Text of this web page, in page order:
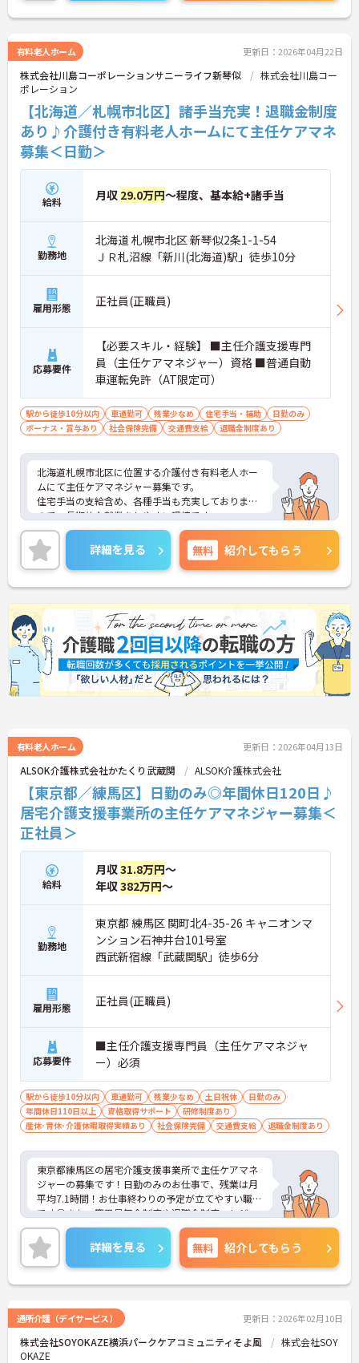
すので、お気軽にお問い合わせください。
有料老人ホーム 更新日：2026年04月22日
株式会社川島コーポレーションサニーライフ新琴似
株式会社川島コー
ポレーション
【北海道／札幌市北区】諸手当充実！退職金制度
あり♪介護付き有料老人ホームにて主任ケアマネ
募集＜日勤＞
給料 月収 29.0万円～程度、基本給+諸手当
勤務地
北海道 札幌市北区 新琴似2条1-1-54
ＪＲ札沼線「新川(北海道)駅」徒歩10分
雇用形態 正社員(正職員)
応募要件
【必要スキル・経験】 ■主任介護支援専門
員（主任ケアマネジャー）資格 ■普通自動
車運転免許（AT限定可）
駅から徒歩10分以内 車通勤可 残業少なめ 住宅手当・補助
日勤のみ
ボーナス・賞与あり
社会保険完備 交通費支給 退職金制度あり
北海道札幌市北区に位置する介護付き有料老人ホー
ムにて主任ケアマネジャー募集です。
住宅手当の支給含め、各種手当も充実しております
ので、長期的な就業をしやすい環境です。
ご興味のある方には、面接対策ポイントなど、さら
に詳細をお話いたしますので、お気軽にご相談くだ
さい。
詳細を見る 無料 紹介してもらう
有料老人ホーム 更新日：2026年04月13日
ALSOK介護株式会社かたくり武蔵関 ALSOK介護株式会社
【東京都／練馬区】日勤のみ◎年間休日120日♪
居宅介護支援事業所の主任ケアマネジャー募集＜
正社員＞
給料
月収31.8万円～
年収382万円～
勤務地
東京都 練馬区 関町北4-35-26 キャニオンマ
ンション石神井台101号室
西武新宿線「武蔵関駅」徒歩6分
雇用形態 正社員(正職員)
応募要件
■主任介護支援専門員（主任ケアマネジャ
ー）必須
駅から徒歩10分以内 車通勤可 残業少なめ 土日祝休
日勤のみ
年間休日110日以上
資格取得サポート
研修制度あり
産休･育休･介護休暇取得実績あり
社会保険完備 交通費支給 退職金制度あり
東京都練馬区の居宅介護支援事業所で主任ケアマネ
ジャーの募集です！日勤のみのお仕事で、残業は月
平均7.1時間！お仕事終わりの予定が立てやすい職場
です◎また、慶弔見舞金制度や退職金制度、レジャ
ー施設やホテル宿泊料の割引制度など福利厚生も充
実！安心して長く働きやすい環境が整っています♪
ご興味のある方は面接ポイントをお伝えしますの
で、お気軽にご連絡ください！
詳細を見る 無料 紹介してもらう
通所介護（デイサービス） 更新日：2026年02月10日
株式会社SOYOKAZE横浜パークケアコミュニティそよ風
株式会社SOY
OKAZE